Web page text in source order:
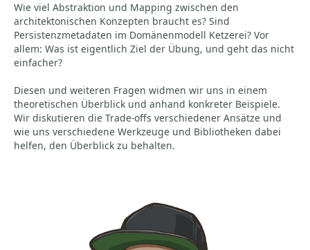
Wie viel Abstraktion und Mapping zwischen den
architektonischen Konzepten braucht es? Sind
Persistenzmetadaten im Domänenmodell Ketzerei? Vor
allem: Was ist eigentlich Ziel der Übung, und geht das nicht
einfacher?
Diesen und weiteren Fragen widmen wir uns in einem
theoretischen Überblick und anhand konkreter Beispiele.
Wir diskutieren die Trade-offs verschiedener Ansätze und
wie uns verschiedene Werkzeuge und Bibliotheken dabei
helfen, den Überblick zu behalten.